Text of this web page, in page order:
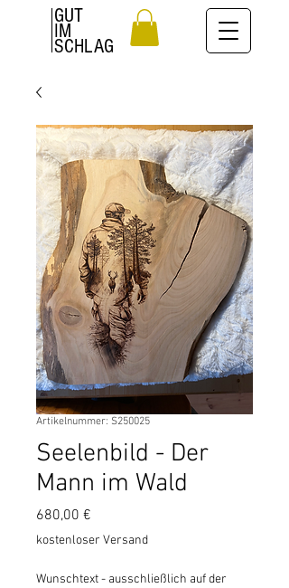
GUT
IM
SCHLAG
Artikelnummer: S250025
Seelenbild - Der
Mann im Wald
680,00 €
kostenloser Versand
Wunschtext - ausschließlich auf der